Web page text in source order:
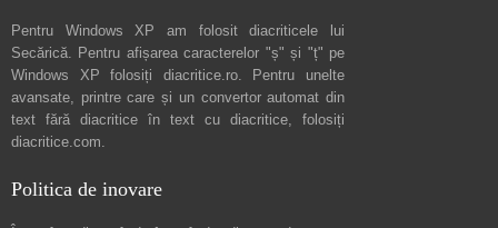
Pentru Windows XP am folosit diacriticele lui
Secărică. Pentru afișarea caracterelor "ș" și "ț" pe
Windows XP folosiți diacritice.ro. Pentru unelte
avansate, printre care și un convertor automat din
text fără diacritice în text cu diacritice, folosiți
diacritice.com.
Politica de inovare